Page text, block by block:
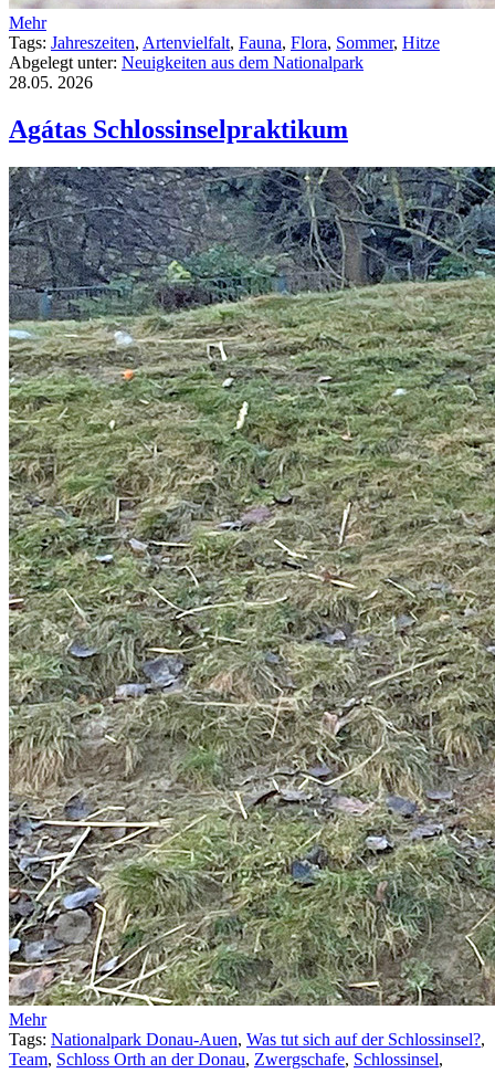
Mehr
Tags: Jahreszeiten, Artenvielfalt, Fauna, Flora, Sommer, Hitze
Abgelegt unter: Neuigkeiten aus dem Nationalpark
28.05. 2026
Agátas Schlossinselpraktikum
Mehr
Tags: Nationalpark Donau-Auen, Was tut sich auf der Schlossinsel?,
Team, Schloss Orth an der Donau, Zwergschafe, Schlossinsel,